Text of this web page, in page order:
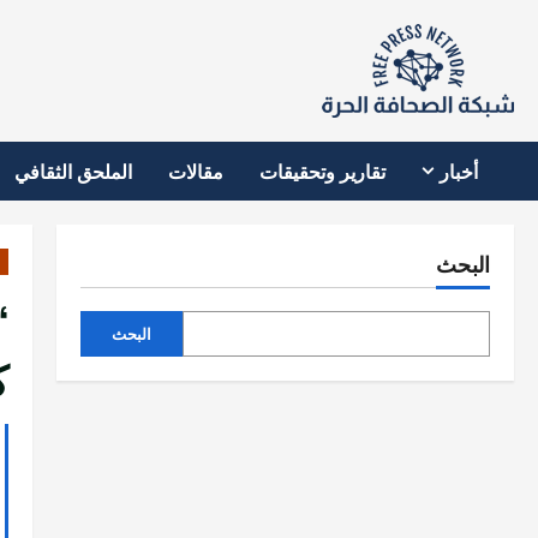
أخبار تقارير وتحقيقات مقالات الملحق الثقافي
البحث
البحث